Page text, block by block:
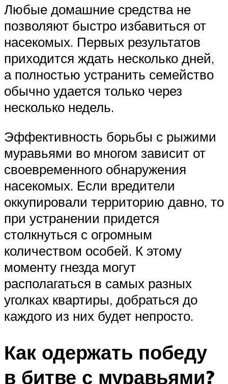
Любые домашние средства не
позволяют быстро избавиться от
насекомых. Первых результатов
приходится ждать несколько дней,
а полностью устранить семейство
обычно удается только через
несколько недель.
Эффективность борьбы с рыжими
муравьями во многом зависит от
своевременного обнаружения
насекомых. Если вредители
оккупировали территорию давно, то
при устранении придется
столкнуться с огромным
количеством особей. К этому
моменту гнезда могут
располагаться в самых разных
уголках квартиры, добраться до
каждого из них будет непросто.
Как одержать победу
в битве с муравьями?